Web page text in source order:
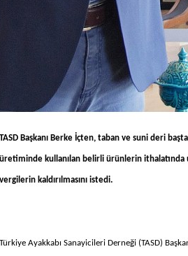
TASD Başkanı Berke İçten, taban ve suni deri
üretiminde kullanılan belirli ürünlerin ithalatında
vergilerin kaldırılmasını istedi.
Türkiye Ayakkabı Sanayicileri Derneği (TASD)